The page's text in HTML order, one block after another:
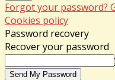
Forgot your password?
Cookies policy
Password recovery
Recover your password